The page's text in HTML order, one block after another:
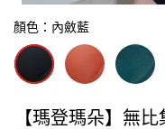
顏色：內斂藍
【瑪登瑪朵】無